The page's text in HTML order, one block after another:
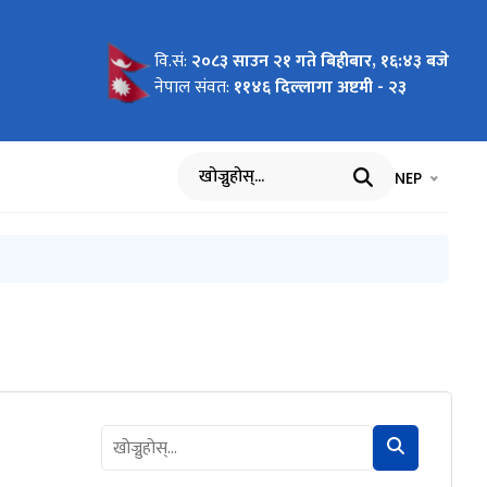
वि.सं: २०८३ साउन २१ गते बिहीबार, १६:४३ बजे
नेपाल संवत: ११४६ दिल्लागा अष्टमी - २३
खोज्नुहोस् भाषा चयन
NEP